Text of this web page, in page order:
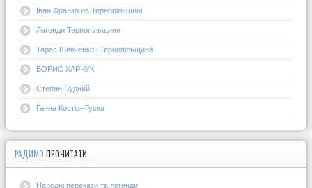
Іван Франко на Тернопільщині
Легенди Тернопільщини
Тарас Шевченко і Тернопільщина
БОРИС ХАРЧУК
Степан Будний
Ганна Костів-Гуска
РАДИМО ПРОЧИТАТИ
Народні перекази та легенди